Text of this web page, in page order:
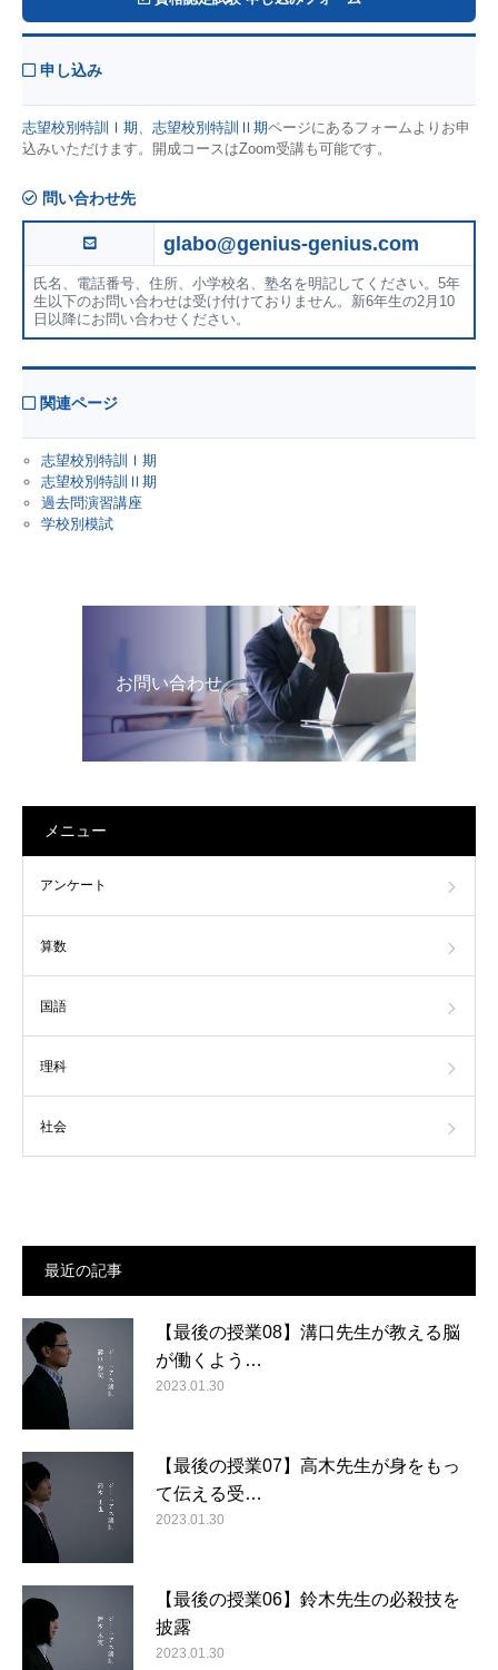
申し込み
志望校別特訓Ⅰ期、 志望校別特訓Ⅱ期ページにあるフォームよりお申
込みいただけます。開成コースはZoom受講も可能です。
問い合わせ先
glabo@genius-genius.com
氏名、電話番号、住所、小学校名、塾名を明記してください。5年
生以下のお問い合わせは受け付けておりません。新6年生の2月10
日以降にお問い合わせください。
関連ページ
志望校別特訓Ⅰ期
志望校別特訓Ⅱ期
過去問演習講座
学校別模試
お問い合わせ
メニュー
アンケート
算数
国語
理科
社会
最近の記事
【最後の授業08】溝口先生が教える脳
が働くよう…
2023.01.30
【最後の授業07】高木先生が身をもっ
て伝える受…
2023.01.30
【最後の授業06】鈴木先生の必殺技を
披露
2023.01.30